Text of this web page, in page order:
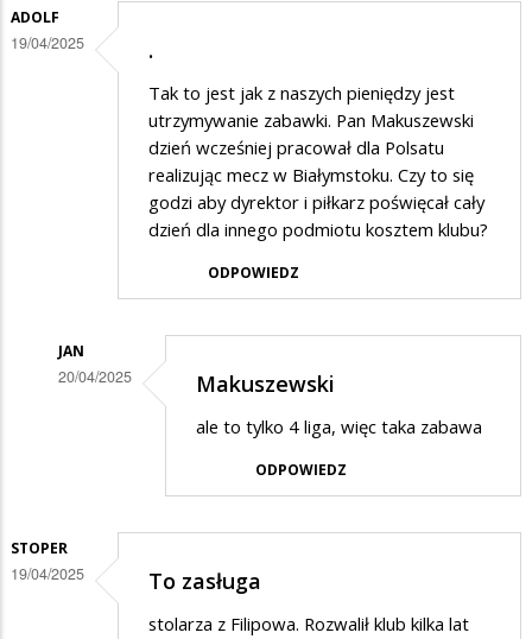
ADOLF
19/04/2025 .
Tak to jest jak z naszych pieniędzy jest
utrzymywanie zabawki. Pan Makuszewski
dzień wcześniej pracował dla Polsatu
realizując mecz w Białymstoku. Czy to się
godzi aby dyrektor i piłkarz poświęcał cały
dzień dla innego podmiotu kosztem klubu?
ODPOWIEDZ
JAN
20/04/2025
odpowiedzi
na
Makuszewski
ale to tylko 4 liga, więc taka zabawa
ODPOWIEDZ
STOPER
19/04/2025 To zasługa
stolarza z Filipowa. Rozwalił klub kilka lat